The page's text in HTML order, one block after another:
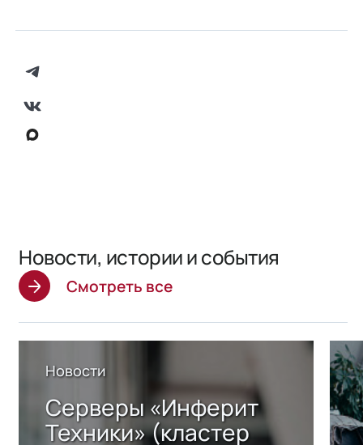
Новости, истории и события
Смотреть все
Новости
Серверы «Инферит
Техники» (кластер